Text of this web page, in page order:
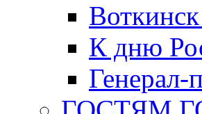
К дню
Генерал-